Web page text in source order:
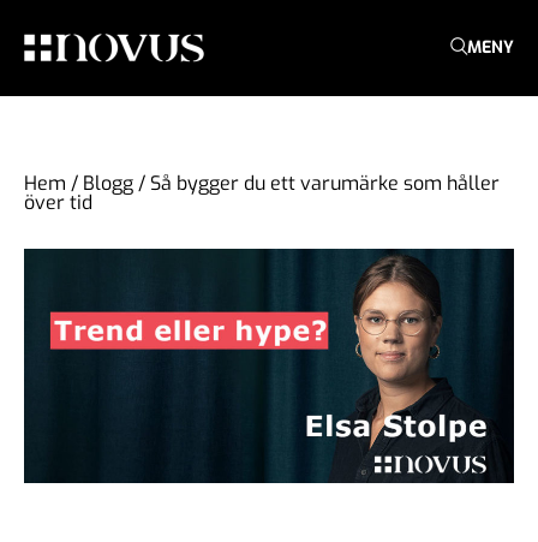
MENY
Hem / Blogg/ Så bygger du ett varumärke som håller
över tid